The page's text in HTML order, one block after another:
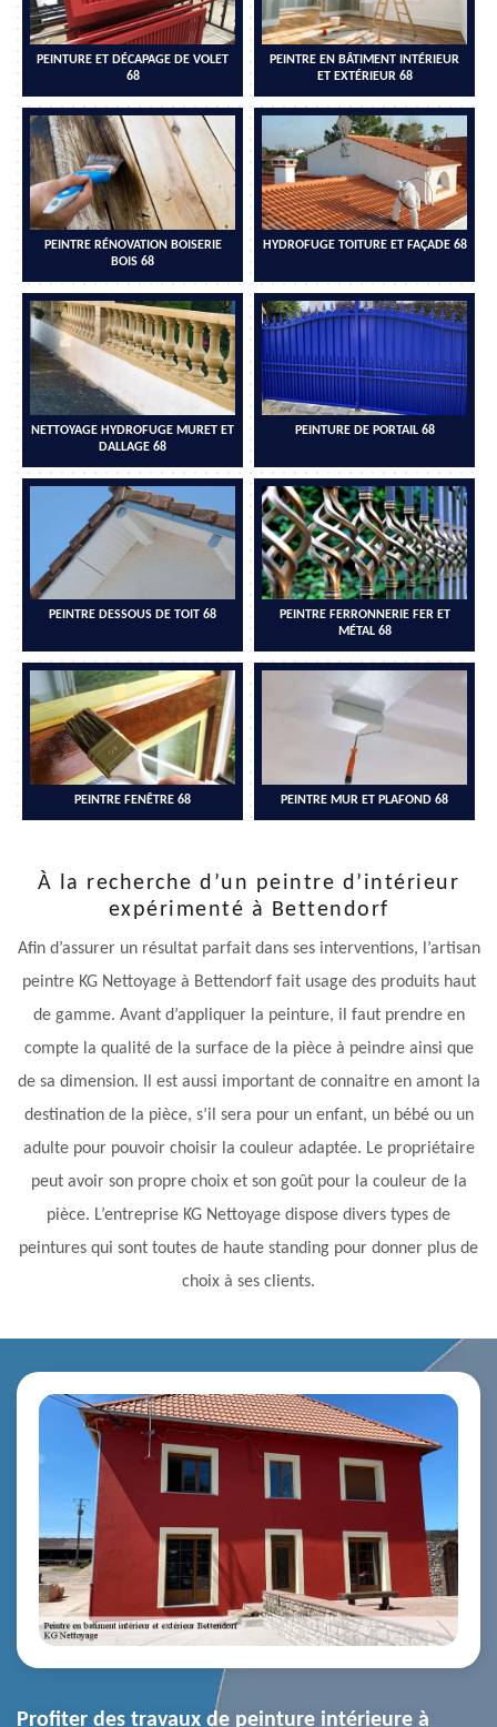
PEINTURE ET DÉCAPAGE DE VOLET
68
PEINTRE EN BÂTIMENT INTÉRIEUR
ET EXTÉRIEUR 68
PEINTRE RÉNOVATION BOISERIE
BOIS 68
HYDROFUGE TOITURE ET FAÇADE 68
NETTOYAGE HYDROFUGE MURET ET
DALLAGE 68
PEINTURE DE PORTAIL 68
PEINTRE DESSOUS DE TOIT 68
PEINTRE FERRONNERIE FER ET
MÉTAL 68
PEINTRE FENÊTRE 68 PEINTRE MUR ET PLAFOND 68
À la recherche d’un peintre d’intérieur
expérimenté à Bettendorf
Afin d’assurer un résultat parfait dans ses interventions, l’artisan
peintre KG Nettoyage à Bettendorf fait usage des produits haut
de gamme. Avant d’appliquer la peinture, il faut prendre en
compte la qualité de la surface de la pièce à peindre ainsi que
de sa dimension. Il est aussi important de connaitre en amont la
destination de la pièce, s’il sera pour un enfant, un bébé ou un
adulte pour pouvoir choisir la couleur adaptée. Le propriétaire
peut avoir son propre choix et son goût pour la couleur de la
pièce. L’entreprise KG Nettoyage dispose divers types de
peintures qui sont toutes de haute standing pour donner plus de
choix à ses clients.
Profiter des travaux de peinture intérieure à